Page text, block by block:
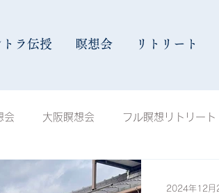
トラ伝授 瞑想会 リトリート
会 大阪瞑想会 フル瞑想リトリート
八ヶ岳瞑想会 福岡瞑想会
2024年12月